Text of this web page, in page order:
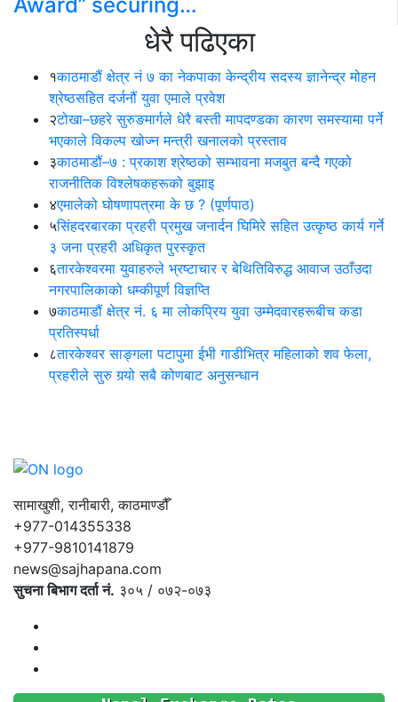
धेरै पढिएका
१काठमाडौं क्षेत्र नं ७ का नेकपाका केन्द्रीय सदस्य ज्ञानेन्द्र मोहन
श्रेष्ठसहित दर्जनौं युवा एमाले प्रवेश
२टोखा–छहरे सुरुङमार्गले धेरै बस्ती मापदण्डका कारण समस्यामा पर्ने
भएकाले विकल्प खोज्न मन्त्री खनालको प्रस्ताव
३काठमाडौं–७ : प्रकाश श्रेष्ठको सम्भावना मजबुत बन्दै गएको
राजनीतिक विश्लेषकहरूको बुझाइ
४एमालेको घोषणापत्रमा के छ ? (पूर्णपाठ)
५सिंहदरबारका प्रहरी प्रमुख जनार्दन घिमिरे सहित उत्कृष्ठ कार्य गर्ने
३ जना प्रहरी अधिकृत पुरस्कृत
६तारकेश्वरमा युवाहरुले भ्रष्टाचार र बेथितिविरुद्ध आवाज उठाँउदा
नगरपालिकाको धम्कीपूर्ण विज्ञप्ति
७काठमाडौं क्षेत्र नं. ६ मा लोकप्रिय युवा उम्मेदवारहरूबीच कडा
प्रतिस्पर्धा
८तारकेश्वर साङ्गला पटापुमा ईभी गाडीभित्र महिलाको शव फेला,
प्रहरीले सुरु गर्‍यो सबै कोणबाट अनुसन्धान
सामाखुशी, रानीबारी, काठमाण्डौँ
+977-014355338
+977-9810141879
news@sajhapana.com
सुचना बिभाग दर्ता नं. ३०५ / ०७२-०७३